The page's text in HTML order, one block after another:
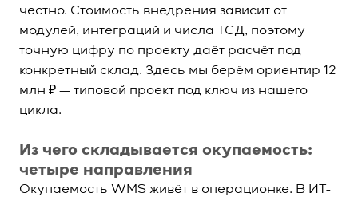
честно. Стоимость внедрения зависит от
модулей, интеграций и числа ТСД, поэтому
точную цифру по проекту даёт расчёт под
конкретный склад. Здесь мы берём ориентир 12
млн ₽ — типовой проект под ключ из нашего
цикла.
Из чего складывается окупаемость:
четыре направления
Окупаемость WMS живёт в операционке. В ИТ-